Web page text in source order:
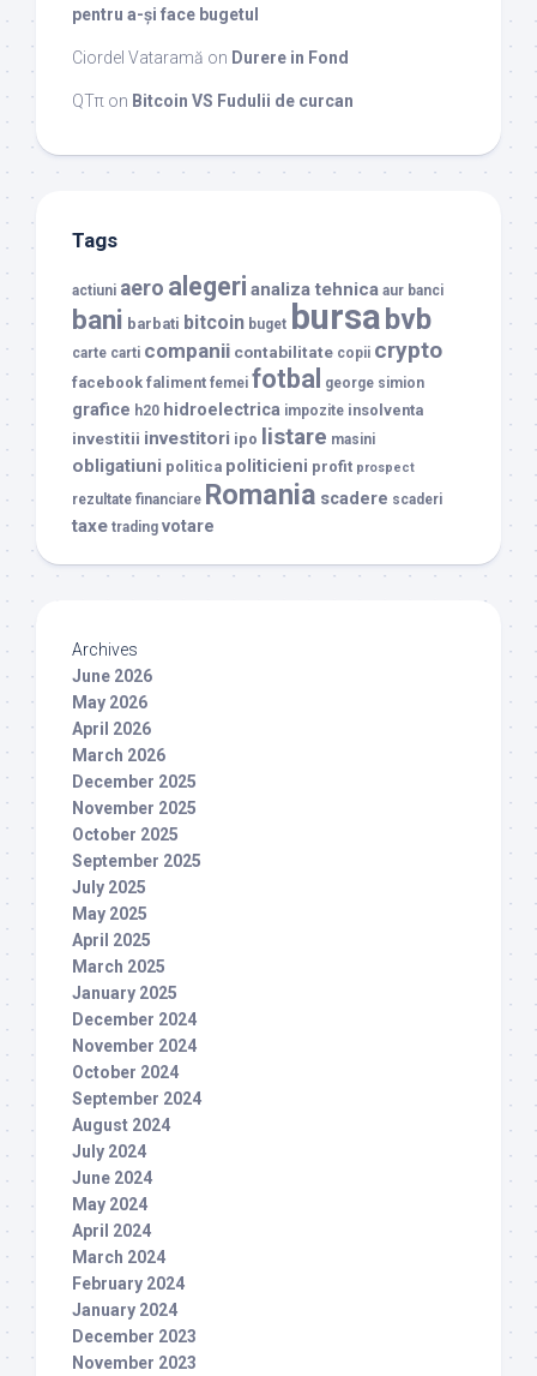
pentru a-și face bugetul
Ciordel Vataramă on Durere in Fond
QTπ on Bitcoin VS Fudulii de curcan
Tags
actiuni aero alegeri analiza tehnica aur banci
bani barbati bitcoin buget bursabvb
carte carti companii contabilitate copii crypto
facebook faliment femei fotbal george simion
grafice h20 hidroelectrica impozite insolventa
investitii investitori ipo listare masini
obligatiuni politica politicieni profit prospect
rezultate financiare Romania scadere scaderi
taxe trading votare
Archives
June 2026
May 2026
April 2026
March 2026
December 2025
November 2025
October 2025
September 2025
July 2025
May 2025
April 2025
March 2025
January 2025
December 2024
November 2024
October 2024
September 2024
August 2024
July 2024
June 2024
May 2024
April 2024
March 2024
February 2024
January 2024
December 2023
November 2023